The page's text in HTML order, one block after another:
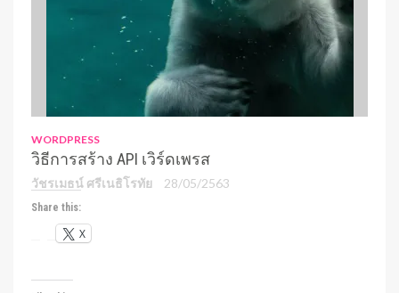
WORDPRESS
วิธีการสร้าง API เวิร์ดเพรส
วัชรเมธน์ ศรีเนธิโรทัย 28/05/2563
Share this:
X